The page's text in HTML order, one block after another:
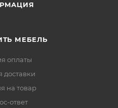
МЕБЕЛЬ
оплаты
доставки
на товар
ответ